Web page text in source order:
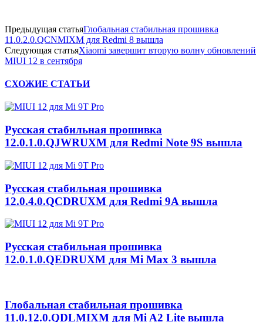
Предыдущая статьяГлобальная стабильная прошивка
11.0.2.0.QCNMIXM для Redmi 8 вышла
Следующая статьяXiaomi завершит вторую волну обновлений
MIUI 12 в сентября
СХОЖИЕ СТАТЬИ
Русская стабильная прошивка
12.0.1.0.QJWRUXM для Redmi Note 9S вышла
Русская стабильная прошивка
12.0.4.0.QCDRUXM для Redmi 9A вышла
Русская стабильная прошивка
12.0.1.0.QEDRUXM для Mi Max 3 вышла
Глобальная стабильная прошивка
11.0.12.0.QDLMIXM для Mi A2 Lite вышла